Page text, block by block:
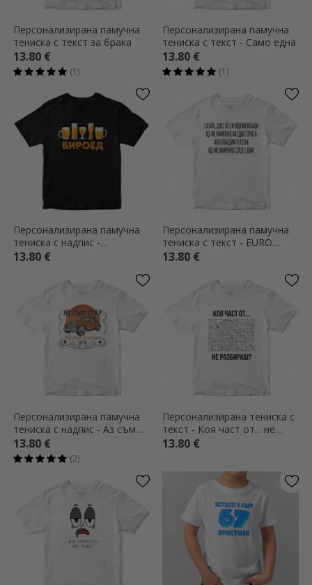
Персонализирана памучна
тениска с текст за брака
13.80 €
(1)
Персонализирана памучна
тениска с текст - Само една
13.80 €
(1)
Персонализирана памучна
тениска с надпис -
Beergetarian
13.80 €
Персонализирана памучна
тениска с текст - EURO
Escape
13.80 €
Персонализирана памучна
тениска с надпис - Аз съм
класика
13.80 €
(2)
Персонализирана тениска с
текст - Коя част от... не
разбираш?
13.80 €